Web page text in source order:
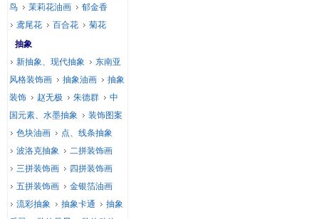
鸟
茉莉花油画
郁金香
鸢尾花
百合花
菊花
抽象
新抽象、现代抽象
东南亚
风格装饰画
抽象油画
抽象
装饰
赵无极 朱德群
中
国元素、水墨抽象
装饰图案
色块油画
点、线条抽象
波洛克抽象
二拼装饰画
三拼装饰画
四拼装饰画
五拼装饰画
金银箔油画
流彩抽象
抽象卡通
抽象